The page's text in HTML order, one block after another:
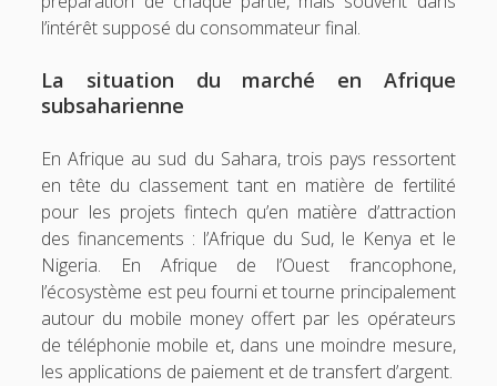
l’intérêt supposé du consommateur final.
La situation du marché en Afrique
subsaharienne
En Afrique au sud du Sahara, trois pays ressortent
en tête du classement tant en matière de fertilité
pour les projets fintech qu’en matière d’attraction
des financements : l’Afrique du Sud, le Kenya et le
Nigeria. En Afrique de l’Ouest francophone,
l’écosystème est peu fourni et tourne principalement
autour du mobile money offert par les opérateurs
de téléphonie mobile et, dans une moindre mesure,
les applications de paiement et de transfert d’argent.